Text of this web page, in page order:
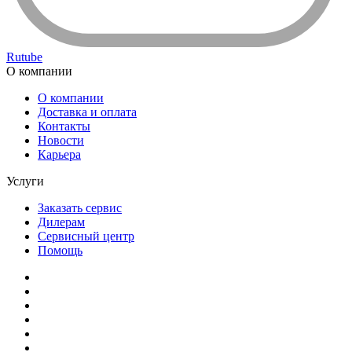
Rutube
О компании
О компании
Доставка и оплата
Контакты
Новости
Карьера
Услуги
Заказать сервис
Дилерам
Сервисный центр
Помощь